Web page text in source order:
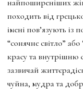
найпоширеніших
походить від
імені пов’язують із
“сонячне світло”
красу та внутрішню
зазвичай
чуйна, мудра та